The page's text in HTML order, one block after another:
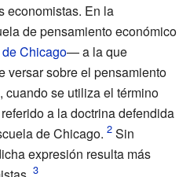
economistas. En la
de pensamiento económico
Chicago— a la que
versar sobre el pensamiento
cuando se utiliza el término
a la doctrina defendida
de Chicago.
Sin
expresión resulta más